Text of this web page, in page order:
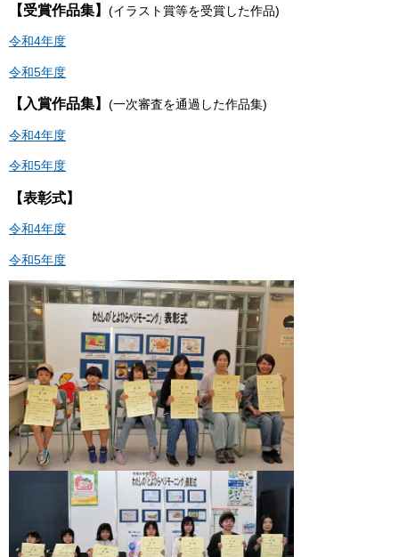
【受賞作品集】 (イラスト賞等を受賞した作品)
令和4年度
令和5年度
【入賞作品集】 (一次審査を通過した作品集)
令和4年度
令和5年度
【表彰式】
令和4年度
令和5年度